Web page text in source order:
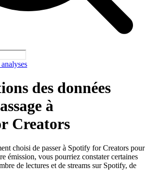
des données
à
Creators
choisi de passer à Spotify for Creators pour
émission, vous pourriez constater certaines
de lectures et de streams sur Spotify, de